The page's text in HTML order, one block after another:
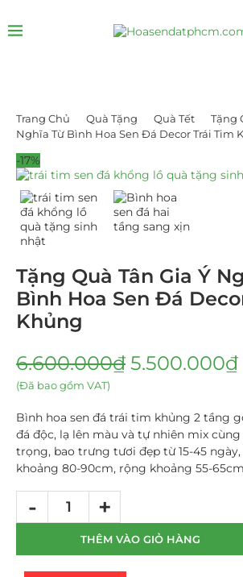
Trang Chủ Quà Tặng Quà Tết
Tặng
Nghĩa Từ Bình Hoa Sen Đá Decor Trái Tim
-17%
Tặng Quà Tân Gia Ý
Bình Hoa Sen Đá
Khủng
6.600.000₫ 5.500.000₫
(Đã bao gồm VAT)
Bình hoa sen đá trái tim khủng 2 tầng
đá độc, lạ lên màu và tự nhiên mix
trọng, bao trưng tươi đẹp từ 15-45
khoảng 80-90cm, rộng khoảng 55-
THÊM VÀO GIỎ HÀNG